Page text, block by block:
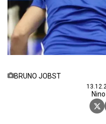
BRUNO JOBST